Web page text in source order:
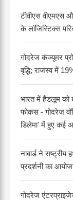
टीवीएस वीएमएस
के लॉजिस्टिक्स
गोदरेज कंज्यूमर
वृद्धि; राजस्व में
भारत में हैंडलूम को
फोकस - गोदरेज
डिलेमा' में हुए कई
नाबार्ड ने
प्रदर्शनी का
गोदरेज